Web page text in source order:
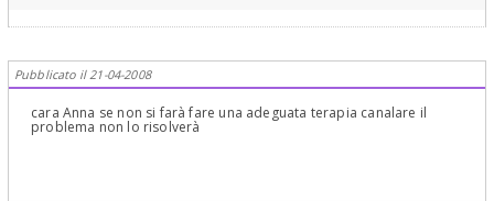
Pubblicato il 21-04-2008
cara Anna se non si farà fare una adeguata terapia canalare il
problema non lo risolverà